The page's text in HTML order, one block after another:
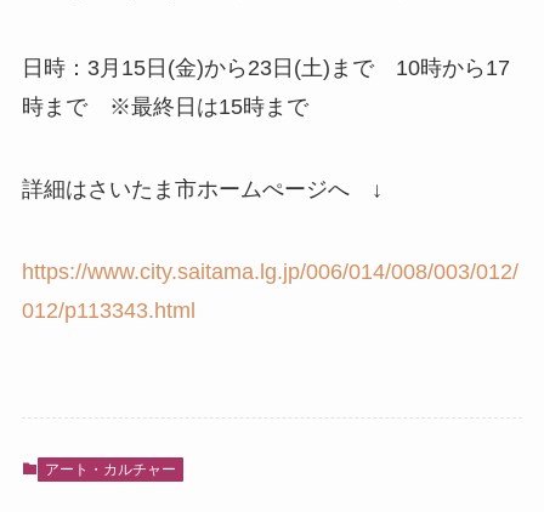
日時：3月15日(金)から23日(土)まで 10時から17
時まで ※最終日は15時まで
詳細はさいたま市ホームぺージへ ↓
https://www.city.saitama.lg.jp/006/014/008/003/012/
012/p113343.html
アート・カルチャー